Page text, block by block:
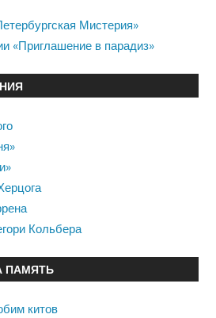
Мистерия»
«Приглашение в парадиз»
Кольбера
ПАМЯТЬ
китов